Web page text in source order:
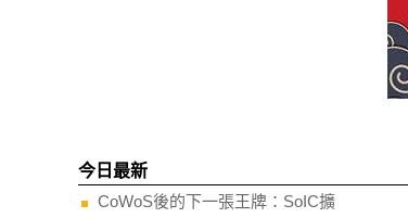
今日最新
CoWoS後的下一張王牌：SoIC擴